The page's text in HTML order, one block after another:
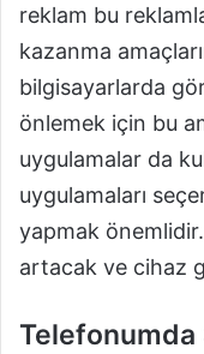
reklam bu
kazanma
bilgisayarlarda
önlemek için bu
uygulamalar da
uygulamaları
yapmak
artacak ve cihaz
Telefonumda